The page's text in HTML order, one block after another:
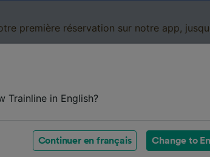
première réservation sur notre app,
De
Trainline in English?
Continuer en français Change to